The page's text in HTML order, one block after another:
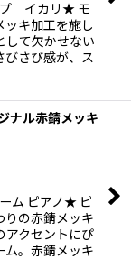
イカリ★ モ
ッキ加工を施し
して欠かせない
びさび感が、ス
ナル赤錆メッキ
ム ピアノ★ ピ
りの赤錆メッキ
アクセントにぴ
ム。赤錆メッキ